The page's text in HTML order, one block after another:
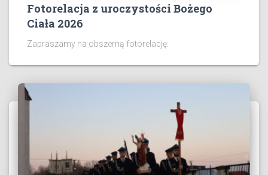
Fotorelacja z uroczystości Bożego
Ciała 2026
Zapraszamy na obszerną fotorelację: